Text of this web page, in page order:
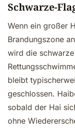
Schwarze-
Wenn ein großer
Brandungszone
wird die
bleibt
geschlossen.
sobald der Hai
ohne